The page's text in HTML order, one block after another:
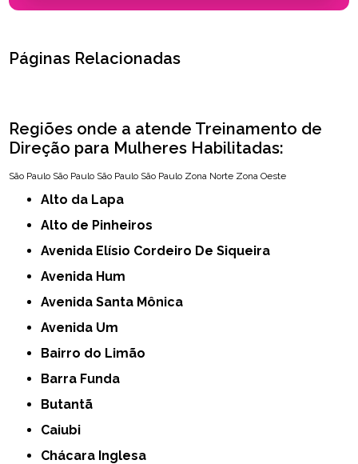
Páginas Relacionadas
Regiões onde a atende Treinamento de
Direção para Mulheres Habilitadas:
São Paulo São Paulo São Paulo São Paulo Zona Norte Zona Oeste
Alto da Lapa
Alto de Pinheiros
Avenida Elísio Cordeiro De Siqueira
Avenida Hum
Avenida Santa Mônica
Avenida Um
Bairro do Limão
Barra Funda
Butantã
Caiubi
Chácara Inglesa